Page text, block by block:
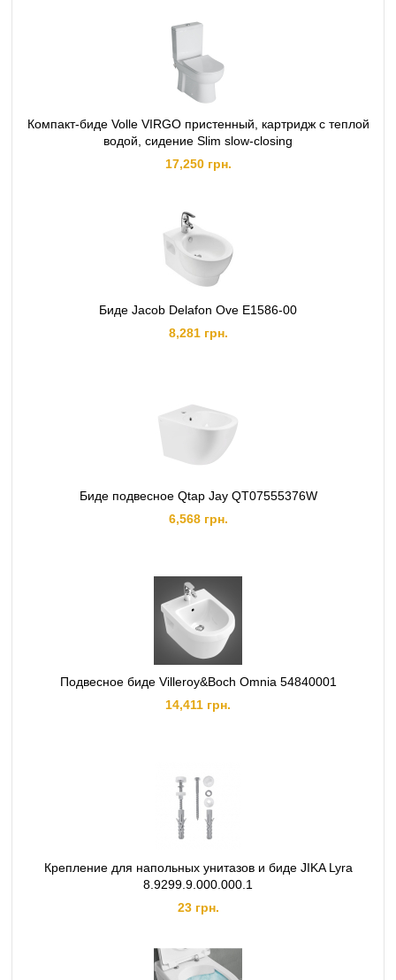
Компакт-биде Volle VIRGO пристенный, картридж с теплой
водой, сидение Slim slow-closing
17,250 грн.
Биде Jacob Delafon Ove E1586-00
8,281 грн.
Биде подвесное Qtap Jay QT07555376W
6,568 грн.
Подвесное биде Villeroy&Boch Omnia 54840001
14,411 грн.
Крепление для напольных унитазов и биде JIKA Lyra
8.9299.9.000.000.1
23 грн.